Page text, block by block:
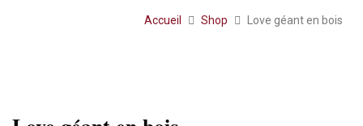
Accueil Shop Love géant en bois